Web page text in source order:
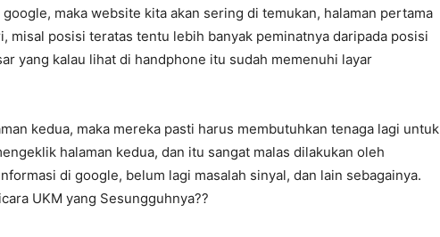
google, maka website kita akan sering di temukan, halaman pertama
misal posisi teratas tentu lebih banyak peminatnya daripada posisi
yang kalau lihat di handphone itu sudah memenuhi layar
kedua, maka mereka pasti harus membutuhkan tenaga lagi untuk
halaman kedua, dan itu sangat malas dilakukan oleh
di google, belum lagi masalah sinyal, dan lain sebagainya.
UKM yang Sesungguhnya??